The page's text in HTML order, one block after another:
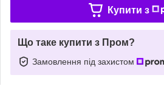
Купити з
Що таке купити з Пром?
Замовлення під захистом